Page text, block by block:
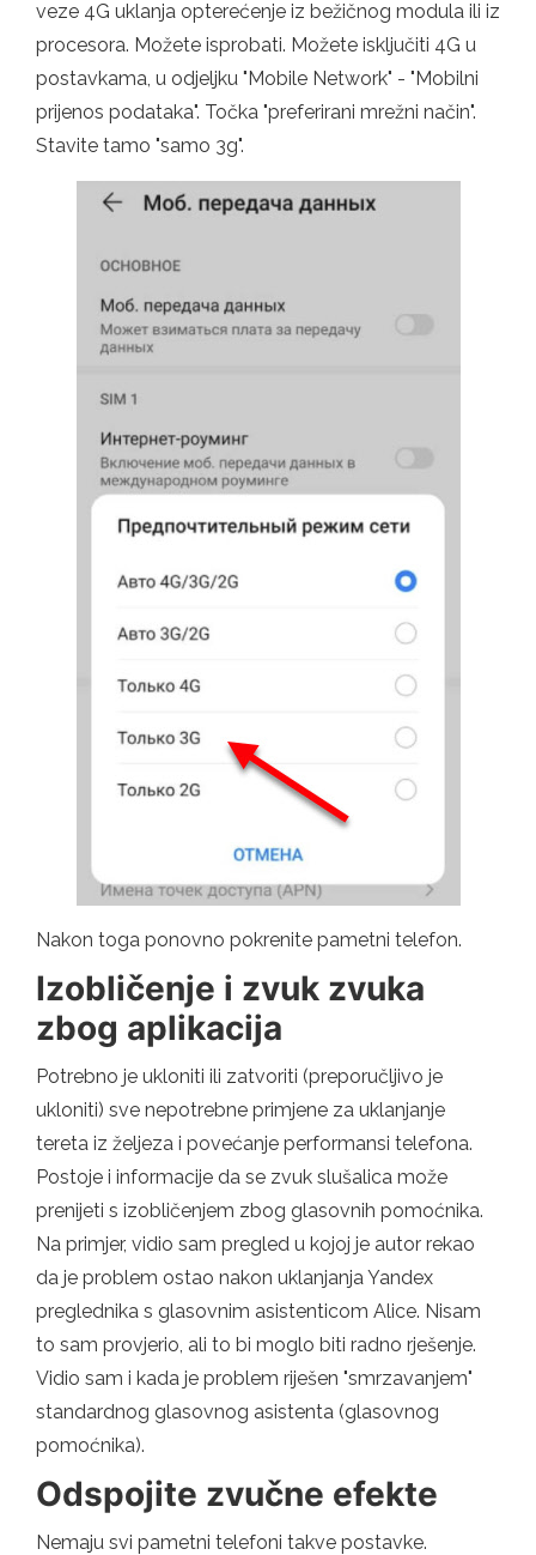
veze 4G uklanja opterećenje iz bežičnog modula ili iz
procesora. Možete isprobati. Možete isključiti 4G u
postavkama, u odjeljku "Mobile Network" - "Mobilni
prijenos podataka". Točka "preferirani mrežni način".
Stavite tamo "samo 3g".
Nakon toga ponovno pokrenite pametni telefon.
Izobličenje i zvuk zvuka
zbog aplikacija
Potrebno je ukloniti ili zatvoriti (preporučljivo je
ukloniti) sve nepotrebne primjene za uklanjanje
tereta iz željeza i povećanje performansi telefona.
Postoje i informacije da se zvuk slušalica može
prenijeti s izobličenjem zbog glasovnih pomoćnika.
Na primjer, vidio sam pregled u kojoj je autor rekao
da je problem ostao nakon uklanjanja Yandex
preglednika s glasovnim asistenticom Alice. Nisam
to sam provjerio, ali to bi moglo biti radno rješenje.
Vidio sam i kada je problem riješen "smrzavanjem"
standardnog glasovnog asistenta (glasovnog
pomoćnika).
Odspojite zvučne efekte
Nemaju svi pametni telefoni takve postavke.